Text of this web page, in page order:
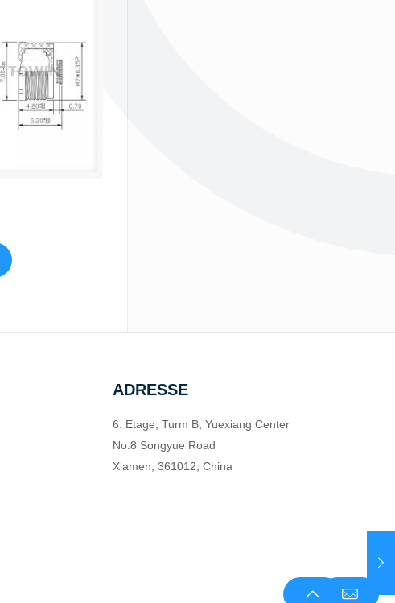
ADRESSE
6. Etage, Turm B, Yuexiang Center
No.8 Songyue Road
Xiamen, 361012, China